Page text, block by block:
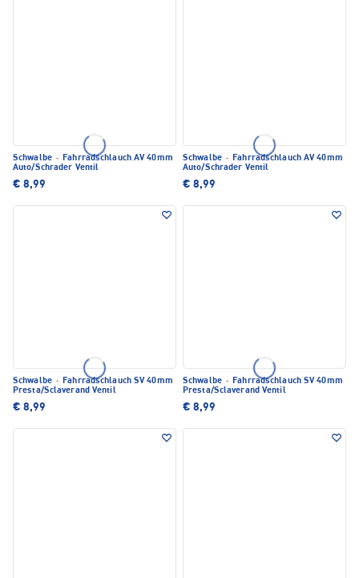
Schwalbe · Fahrradschlauch AV 40mm
Auto/Schrader Ventil
€ 8,99
Schwalbe · Fahrradschlauch AV 40mm
Auto/Schrader Ventil
€ 8,99
Schwalbe · Fahrradschlauch SV 40mm
Presta/Sclaverand Ventil
€ 8,99
Schwalbe · Fahrradschlauch SV 40mm
Presta/Sclaverand Ventil
€ 8,99